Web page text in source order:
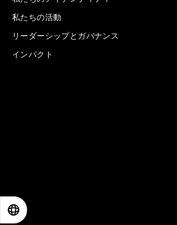
私たちの活動
リーダーシップとガバナンス
インパクト